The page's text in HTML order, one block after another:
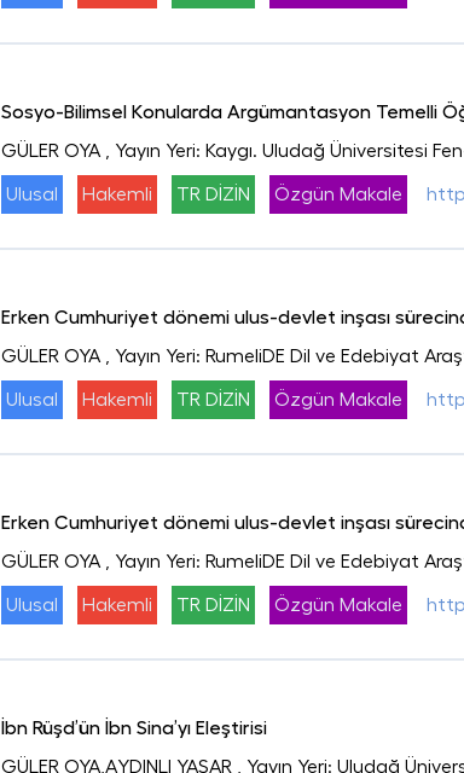
Sosyo-Bilimsel Konularda Argümantasyon Temelli
GÜLER OYA
, Yayın Yeri: Kaygı. Uludağ Üniversitesi
Ulusal Hakemli TR DİZİN Özgün Makale
Erken Cumhuriyet dönemi ulus-devlet inşası
GÜLER OYA
, Yayın Yeri: RumeliDE Dil ve Edebiyat
Ulusal Hakemli TR DİZİN Özgün Makale
Erken Cumhuriyet dönemi ulus-devlet inşası
GÜLER OYA
, Yayın Yeri: RumeliDE Dil ve Edebiyat
Ulusal Hakemli TR DİZİN Özgün Makale
İbn Rüşd’ün İbn Sina’yı Eleştirisi
GÜLER OYA,AYDINLI YAŞAR
, Yayın Yeri: Uludağ